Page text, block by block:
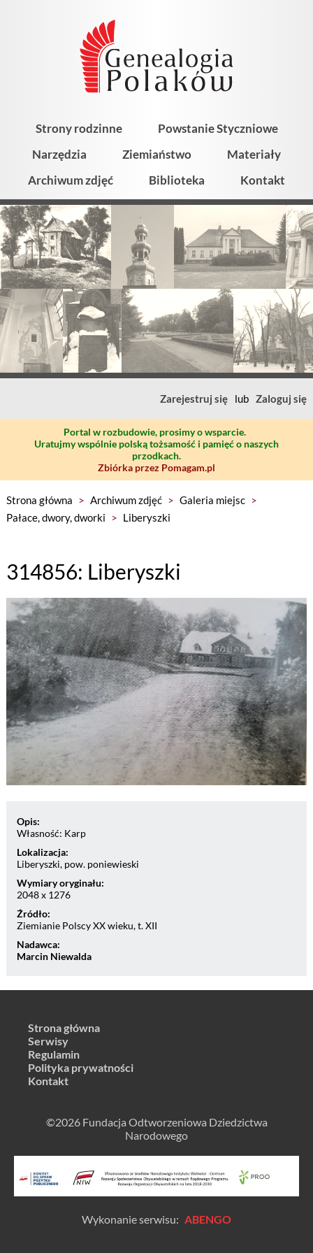
Strony rodzinne
Powstanie Styczniowe
Narzędzia
Ziemiaństwo
Materiały
Archiwum zdjęć
Biblioteka Kontakt
Zarejestruj się lub Zaloguj się
Portal w rozbudowie, prosimy o wsparcie.
Uratujmy wspólnie polską tożsamość i pamięć o naszych
przodkach.
Zbiórka przez Pomagam.pl
Strona główna > Archiwum zdjęć > Galeria miejsc >
Pałace, dwory, dworki > Liberyszki
314856: Liberyszki
Opis:
Własność: Karp
Lokalizacja:
Liberyszki, pow. poniewieski
Wymiary oryginału:
2048 x 1276
Źródło:
Ziemianie Polscy XX wieku, t. XII
Nadawca:
Marcin Niewalda
Strona główna
Serwisy
Regulamin
Polityka prywatności
Kontakt
©2026 Fundacja Odtworzeniowa Dziedzictwa
Narodowego
Wykonanie serwisu: ABENGO